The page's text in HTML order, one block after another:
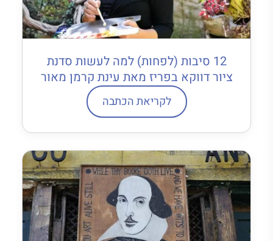
12 סיבות (לפחות) למה לעשות סדנת
ציור דווקא בפריז מאת עינת קרמן מאור
לקריאת הכתבה